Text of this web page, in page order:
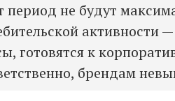
период не будут
готовятся к
брендам